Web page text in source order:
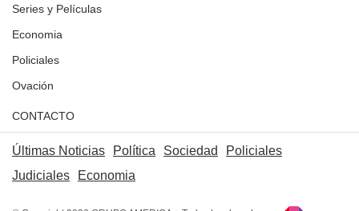
Series y Películas
Economia
Policiales
Ovación
CONTACTO
Últimas Noticias Política Sociedad
Policiales
Judiciales
Economia